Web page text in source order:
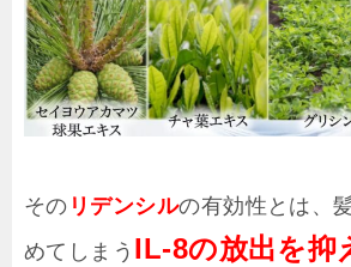
その リデンシルの有効性とは、
めてしまう IL-8の放出を抑